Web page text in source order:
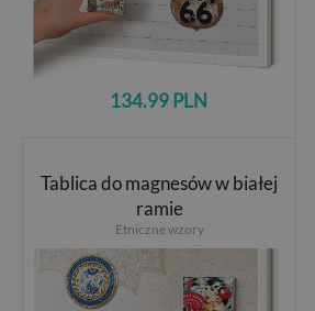
134.99 PLN
Tablica do magnesów w białej
ramie
Etniczne wzory